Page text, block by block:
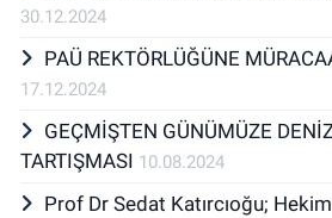
30.12.2024
PAÜ REKTÖRLÜĞÜNE
17.12.2024
GEÇMİŞTEN GÜNÜMÜZE
TARTIŞMASI 10.08.2024
Prof Dr Sedat Katırcıoğu;